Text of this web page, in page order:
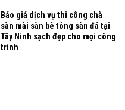
Báo giá dịch vụ thi công chà
sàn mài sàn bê tông sàn đá tại
Tây Ninh sạch đẹp cho mọi công
trình